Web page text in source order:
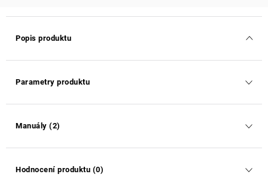
Popis produktu
Parametry produktu
Manuály (2)
Hodnocení produktu (0)